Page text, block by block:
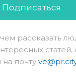
Подписаться
рассказать
статей,
на почту